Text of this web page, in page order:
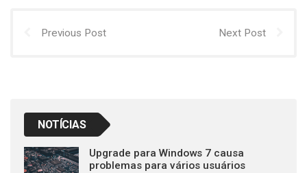
Previous Post Next Post
NOTÍCIAS
Upgrade para Windows 7 causa
problemas para vários usuários